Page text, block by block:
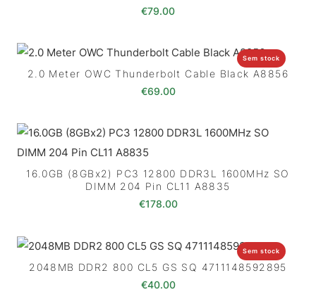
€79.00
Sem stock
2.0 Meter OWC Thunderbolt Cable Black A8856
€69.00
16.0GB (8GBx2) PC3 12800 DDR3L 1600MHz SO
DIMM 204 Pin CL11 A8835
€178.00
Sem stock
2048MB DDR2 800 CL5 GS SQ 4711148592895
€40.00